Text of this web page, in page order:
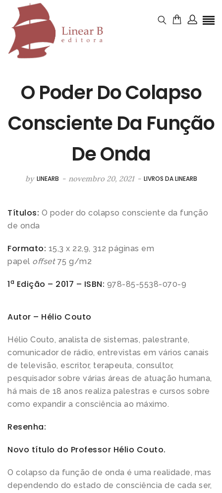
O Poder Do Colapso
Consciente Da Função
De Onda
by LINEARB - novembro 20, 2021 - LIVROS DA LINEARB
Títulos: O poder do colapso consciente da função
de onda
Formato: 15,3 x 22,9, 312 páginas em
papel offset75 g/m2
1a Edição – 2017 – ISBN: 978-85-5538-070-9
Autor – Hélio Couto
Hélio Couto, analista de sistemas, palestrante,
comunicador de rádio, entrevistas em vários canais
de televisão, escritor, terapeuta, consultor,
pesquisador sobre várias áreas de atuação humana,
há mais de 18 anos realiza palestras e cursos sobre
como expandir a consciência ao máximo.
Resenha:
Novo título do Professor Hélio Couto.
O colapso da função de onda é uma realidade, mas
dependendo do estado de consciência de cada ser,